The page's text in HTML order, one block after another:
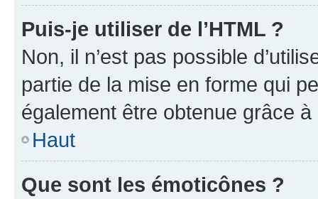
Puis-je utiliser de l’HTML ?
Non, il n’est pas possible
partie de la mise en forme qui
également être obtenue grâce à
Haut
Que sont les émoticônes ?